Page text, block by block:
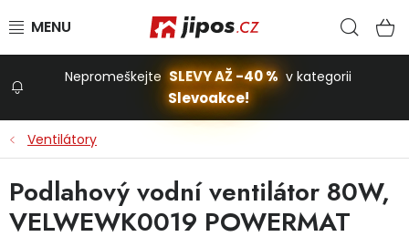
Stavba a dům
Nepromeškejte SLEVY AŽ -40 % v kategorii
Slevoakce!
Ventilátory
Podlahový vodní ventilátor 80W,
VELWEWK0019 POWERMAT